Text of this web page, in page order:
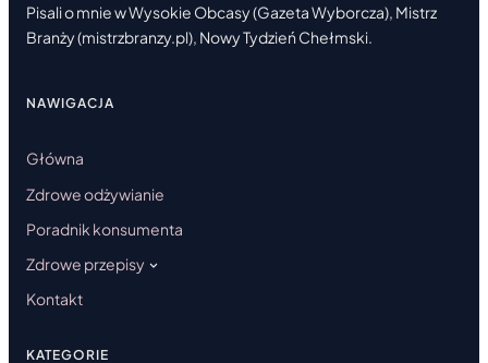
Pisali o mnie w Wysokie Obcasy (Gazeta Wyborcza), Mistrz
Branży (mistrzbranzy.pl), Nowy Tydzień Chełmski.
NAWIGACJA
Główna
Zdrowe odżywianie
Poradnik konsumenta
Zdrowe przepisy
Kontakt
KATEGORIE